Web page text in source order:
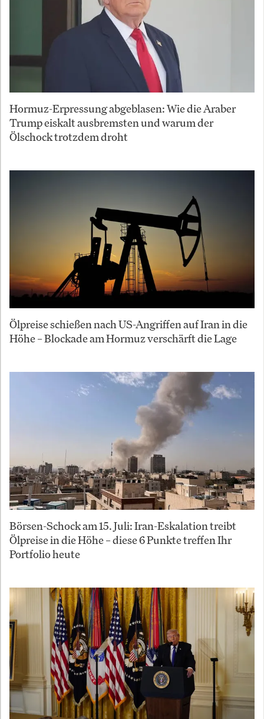
Hormuz-Erpressung abgeblasen: Wie die Araber
Trump eiskalt ausbremsten und warum der
Ölschock trotzdem droht
Ölpreise schießen nach US-Angriffen auf Iran in die
Höhe – Blockade am Hormuz verschärft die Lage
Börsen-Schock am 15. Juli: Iran-Eskalation treibt
Ölpreise in die Höhe – diese 6 Punkte treffen Ihr
Portfolio heute